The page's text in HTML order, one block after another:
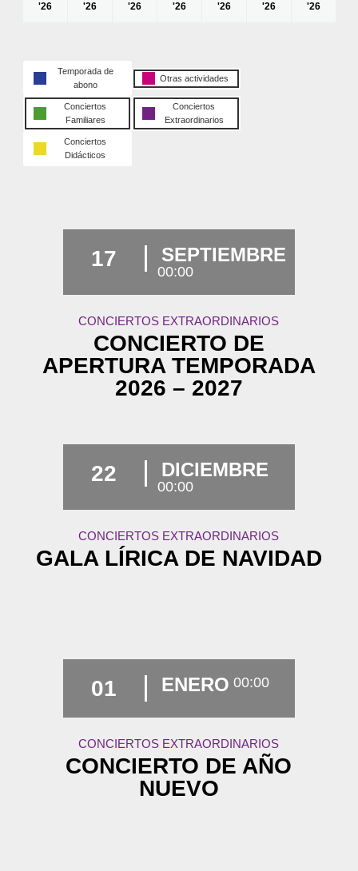
'26
'26
'26
'26
'26
'26
'26
Temporada de
abono
Otras actividades
Conciertos
Familiares
Conciertos
Extraordinarios
Conciertos
Didácticos
17 SEPTIEMBRE
00:00
CONCIERTOS EXTRAORDINARIOS
CONCIERTO DE
APERTURA TEMPORADA
2026 – 2027
22 DICIEMBRE
00:00
CONCIERTOS EXTRAORDINARIOS
GALA LÍRICA DE NAVIDAD
01 ENERO 00:00
CONCIERTOS EXTRAORDINARIOS
CONCIERTO DE AÑO
NUEVO